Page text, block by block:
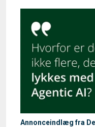
Annonceindlæg fra